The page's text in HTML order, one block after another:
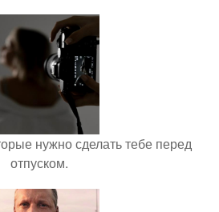
нужно сделать тебе перед
отпуском.